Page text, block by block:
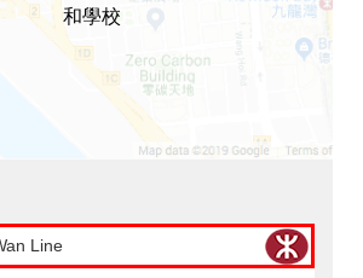
和學校
Line